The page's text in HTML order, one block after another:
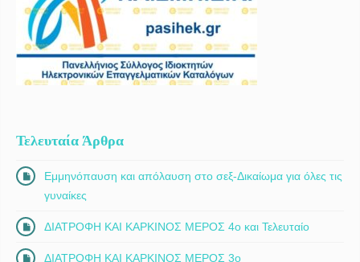
Τελευταία Άρθρα
Εμμηνόπαυση και απόλαυση στο σεξ-Δικαίωμα για όλες τις
γυναίκες
ΔΙΑΤΡΟΦΗ ΚΑΙ ΚΑΡΚΙΝΟΣ ΜΕΡΟΣ 4ο και Τελευταίο
ΔΙΑΤΡΟΦΗ ΚΑΙ ΚΑΡΚΙΝΟΣ ΜΕΡΟΣ 3ο